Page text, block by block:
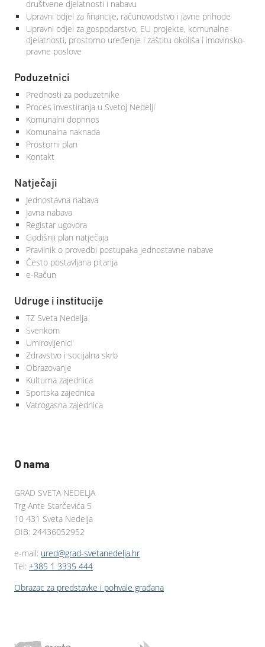
društvene djelatnosti i nabavu
Upravni odjel za financije, računovodstvo i javne prihode
Upravni odjel za gospodarstvo, EU projekte, komunalne
djelatnosti, prostorno uređenje i zaštitu okoliša i imovinsko-
pravne poslove
Poduzetnici
Prednosti za poduzetnike
Proces investiranja u Svetoj Nedelji
Komunalni doprinos
Komunalna naknada
Prostorni plan
Kontakt
Natječaji
Jednostavna nabava
Javna nabava
Registar ugovora
Godišnji plan natječaja
Pravilnik o provedbi postupaka jednostavne nabave
Često postavljana pitanja
e-Račun
Udruge i institucije
TZ Sveta Nedelja
Svenkom
Umirovljenici
Zdravstvo i socijalna skrb
Obrazovanje
Kulturna zajednica
Sportska zajednica
Vatrogasna zajednica
O nama
GRAD SVETA NEDELJA
Trg Ante Starčevića 5
10 431 Sveta Nedelja
OIB: 24436052952
e-mail: ured@grad-svetanedelja.hr
Tel: +385 1 3335 444
Obrazac za predstavke i pohvale građana